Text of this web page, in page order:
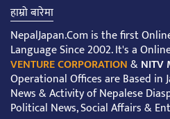
हाम्रो बारेमा
NepalJapan.Com is the first
Language Since 2002. It's a
VENTURE CORPORATION&NITV
Operational Offices are Based in
News & Activity of Nepalese
Political News, Social Affairs &